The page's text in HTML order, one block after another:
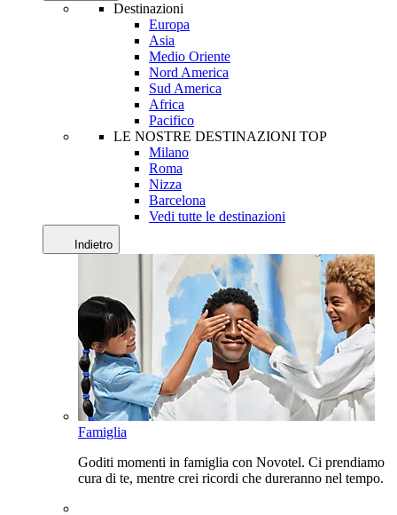
Destinazioni
Europa
Asia
Medio Oriente
Nord America
Sud America
Africa
Pacifico
LE NOSTRE DESTINAZIONI TOP
Milano
Roma
Nizza
Barcelona
Vedi tutte le destinazioni
Indietro
Famiglia
Goditi momenti in famiglia con Novotel. Ci prendiamo
cura di te, mentre crei ricordi che dureranno nel tempo.